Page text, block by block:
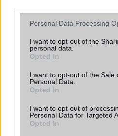
Please note that this website/
not limited to your visit or usage
grant or deny consent to Google
use your data for below
consent section.
Personal Data Processing
I want to opt-out of the
personal data.
Opted In
I want to opt-out of the Sale
Personal Data.
Opted In
I want to opt-out of
Personal Data for Targeted
Opted In
Melyik a világ legkönnyebb
Akkumulátor teszt: abszolút
Fillérekért: új Google Nexus 7.7
Videón az idei Google Nexus 7
Komoly kijelző gond az új